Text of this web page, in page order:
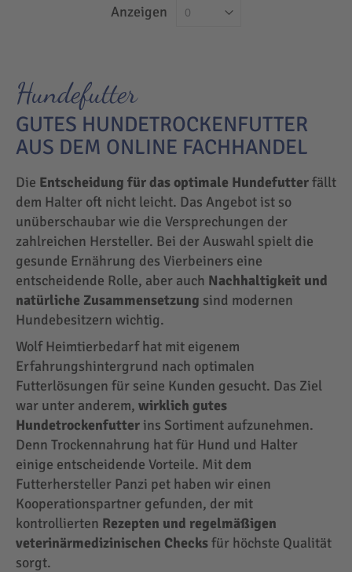
Anzeigen
Hundefutter
GUTES HUNDETROCKENFUTTER
AUS DEM ONLINE FACHHANDEL
Die Entscheidung für das optimale Hundefutterfällt
dem Halter oft nicht leicht. Das Angebot ist so
unüberschaubar wie die Versprechungen der
zahlreichen Hersteller. Bei der Auswahl spielt die
gesunde Ernährung des Vierbeiners eine
entscheidende Rolle, aber auch Nachhaltigkeit und
natürliche Zusammensetzung sind modernen
Hundebesitzern wichtig.
Wolf Heimtierbedarf hat mit eigenem
Erfahrungshintergrund nach optimalen
Futterlösungen für seine Kunden gesucht. Das Ziel
war unter anderem, wirklich gutes
Hundetrockenfutter ins Sortiment aufzunehmen.
Denn Trockennahrung hat für Hund und Halter
einige entscheidende Vorteile. Mit dem
Futterhersteller Panzi pet haben wir einen
Kooperationspartner gefunden, der mit
kontrollierten Rezepten und regelmäßigen
veterinärmedizinischen Checksfür höchste Qualität
sorgt.